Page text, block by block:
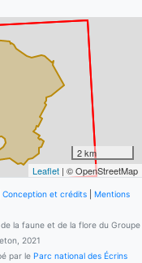
en
2015 Fiche espèce
Linnaeus,
en2015 Fiche espèce
(Schreber,
2 km
Leaflet | © OpenStreetMap
Conception et crédits
Mentions
la faune et de la flore du Groupe
2021
par le Parc national des Écrins